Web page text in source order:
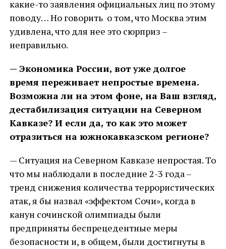
какие-то заявления официальных лиц по этому
поводу… Но говорить о том, что Москва этим
удивлена, что для нее это сюрприз –
неправильно.
— Экономика России, вот уже долгое
время переживает непростые времена.
Возможна ли на этом фоне, на Ваш взгляд,
дестабилизация ситуации на Северном
Кавказе? И если да, то как это может
отразиться на южнокавказском регионе?
— Ситуация на Северном Кавказе непростая. То
что мы наблюдали в последние 2-3 года –
тренд снижения количества террористических
атак, я бы назвал «эффектом Сочи», когда в
канун сочинской олимпиады были
предприняты беспрецедентные меры
безопасности и, в общем, были достигнуты в